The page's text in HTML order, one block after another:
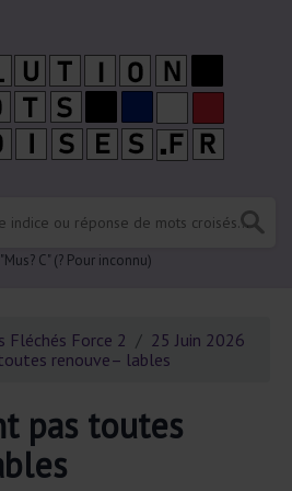
C" (? Pour inconnu)
Fléchés Force 2
25 Juin 2026
renouve– lables
pas toutes